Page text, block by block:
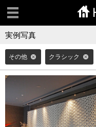
実例写真
その他 クラシック